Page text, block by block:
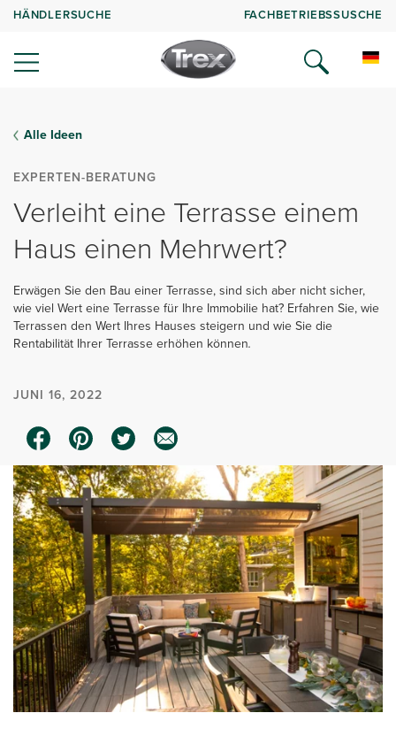
HÄNDLERSUCHE FACHBETRIEBSSUSCHE
Alle Ideen
EXPERTEN-BERATUNG
Verleiht eine Terrasse einem
Haus einen Mehrwert?
Erwägen Sie den Bau einer Terrasse, sind sich aber nicht sicher,
wie viel Wert eine Terrasse für Ihre Immobilie hat? Erfahren Sie, wie
Terrassen den Wert Ihres Hauses steigern und wie Sie die
Rentabilität Ihrer Terrasse erhöhen können.
JUNI 16, 2022